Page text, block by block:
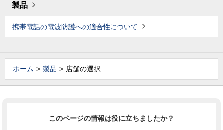
製品
携帯電話の電波防護への適合性について
ホーム 製品 店舗の選択
このページの情報は役に立ちましたか？